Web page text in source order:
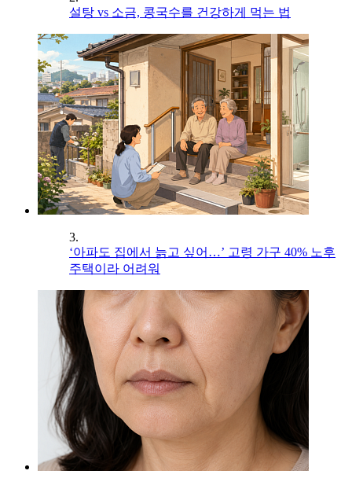
설탕 vs 소금, 콩국수를 건강하게 먹는 법
3.
‘아파도 집에서 늙고 싶어…’ 고령 가구 40% 노후
주택이라 어려워